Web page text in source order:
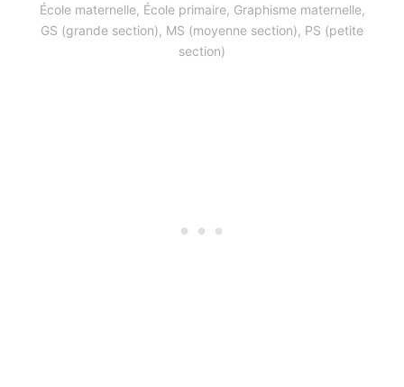
École maternelle, École primaire, Graphisme maternelle,
GS (grande section), MS (moyenne section), PS (petite
section)